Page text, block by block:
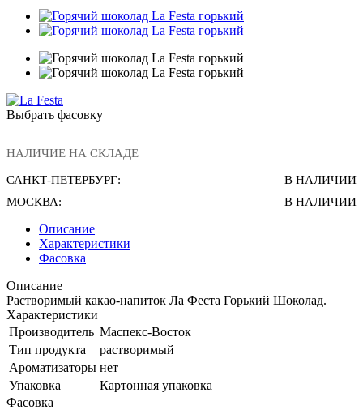
Выбрать фасовку
НАЛИЧИЕ НА СКЛАДЕ
САНКТ-ПЕТЕРБУРГ:
В НАЛИЧИИ
МОСКВА:
В НАЛИЧИИ
Описание
Характеристики
Фасовка
Описание
Растворимый какао-напиток Ла Феста Горький Шоколад.
Характеристики
Производитель Маспекс-Восток
Тип продукта
растворимый
Ароматизаторы нет
Упаковка
Картонная упаковка
Фасовка